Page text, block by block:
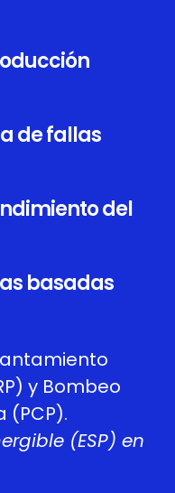
de fallas
del
basadas
y Bombeo
(PCP).
(ESP) en